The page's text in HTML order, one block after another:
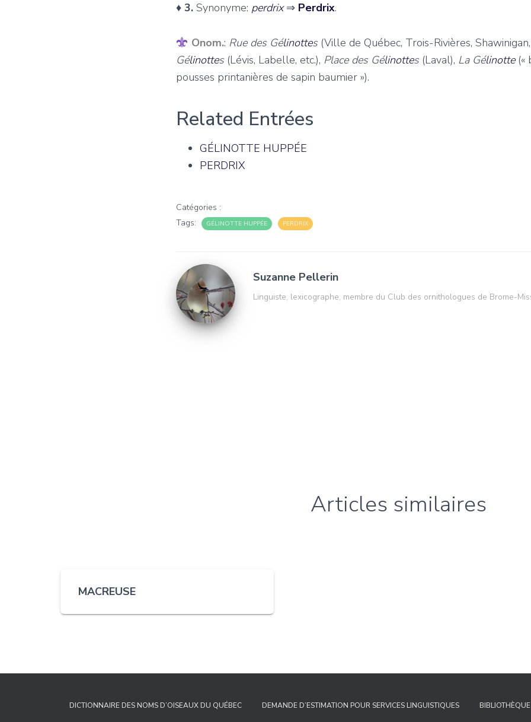
♦ 3. Synonyme: perdrix⇒ Perdrix.
Onom.: Rue des Gélinottes(Ville de Québec, Trois-Rivières, Shawinigan,
Gélinottes(Lévis, Labelle, etc.), Place des Gélinottes(Laval), La Gélinotte(«
pousses printanières de sapin baumier »).
Related Entrées
GÉLINOTTE HUPPÉE
PERDRIX
Catégories :
Tags:
GÉLINOTTE HUPPÉE PERDRIX
Suzanne Pellerin
Linguiste, lexicographe, membre du Club des ornithologues de Brome-
Articles similaires
MACREUSE
DICTIONNAIRE DES NOMS D’OISEAUX DU QUÉBEC DEMANDE D’ESTIMATION POUR SERVICES LINGUISTIQUES BIBLIOTHÈQUE